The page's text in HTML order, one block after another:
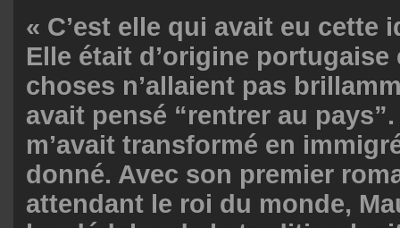
« C’est elle qui avait eu cette
Elle était d’origine portugaise
choses n’allaient pas
avait pensé “rentrer au
m’avait transformé en
donné. Avec son premier
attendant le roi du monde,